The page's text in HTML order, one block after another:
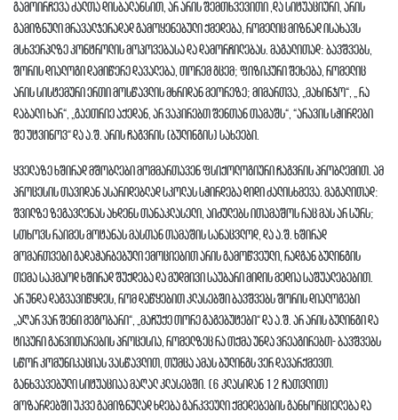
გამოირჩევა ძალთა დისბალანსით, არ არის შემთხვევითი ,და სიტუაციური, არის
გამიზნული მრავალჯერადად გამოყენებული ქმედება, რომელიც მიზნად ისახავს
მსხვერპლზე კონტროლის მოპოვებასა და დამორჩილებას. მაგალითად: ბავშვებს,
შორის დიალოგი დამიწერე დავალება, თორემ გცემ; ფიზიკური შეხება, რომელიც
არის სისტემური ერთი მოსწავლის მხრიდან მეორეზე; მიმართვა, „მახინჯო“, „ რა
დაბალი ხარ“, „გაეთრიე აქედან, არ ვაპირებთ შენთან თამაშს“, “არავის სჭირდები
შე უტვინოვ“ და ა.შ. არის ჩაგვრის (ბულინგის) სახეები.
ყველაზე ხშირად მშობლები მომმართავენ ფსიქოლოგიური ჩაგვრის პრობლემით. ამ
პროცესის თავიდან ასარიდებლად სკოლას სჭირდება დიდი ძალისხმევა. მაგალითად:
შვილზე ზეგავლენას ახდენს თანაკლასელი, აიძულებს ითამაშოს რაც მას არ სურს;
სთხოვს რაიმეს მოტანას მასთან თამაშის სანაცვლოდ, და ა.შ. ხშირად
მომართვები გადაჭარბებული ემოციებით არის გამოწვეული, რადგან ბულინგის
თემა საკმაოდ ხშირად შუქდება და მუდმივი საუბარი მიდის მედია საშუალებებით.
არ უნდა დაგვავიწყდეს, რომ დაწყებით კლასებში ბავშვებს შორის დიალოგები
„აღარ ვარ შენი მეგობარი“, „მაჩუქე თორე გაგებუტები“ და ა.შ. არ არის ბულინგი და
ტიპური განვითარების პროცესია, რომელზეც რა თქმა უნდა ვრეაგირებთ- ბავშვებს
სწორ კომუნიკაციას ვასწავლით, თუმცა ამას ბულინგს ვერ დავარქმევთ.
განხვავებული სიტუაციაა მაღალ კლასებში. (6 კლასიდან 12 ჩათვლით)
მოზარდებში უკვე გამიზნულად ხდება გარკვეული ქმედებების განხორციელება და